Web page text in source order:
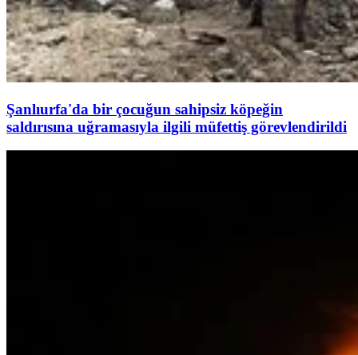
Şanlıurfa'da bir çocuğun sahipsiz köpeğin
saldırısına uğramasıyla ilgili müfettiş görevlendirildi